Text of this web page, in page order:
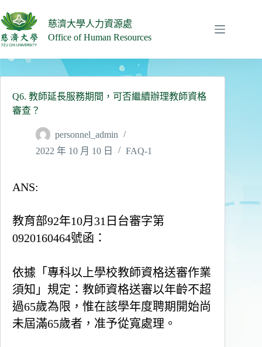
至
主
要
容
慈濟大學人力資源處
Office of Human Resources
Q6. 教師延長服務期間，可否繼續辦理教師資格
審查？
personnel_admin
2022 年 10 月 10 日
FAQ-1
ANS:
教育部92年10月31日台審字第
0920160464號函：
依據「專科以上學校教師資格送審作業
須知」規定：教師資格送審以年齡不超
過65歲為限，惟在該學年度聘期開始尚
未屆滿65歲者，准予從寬處理。